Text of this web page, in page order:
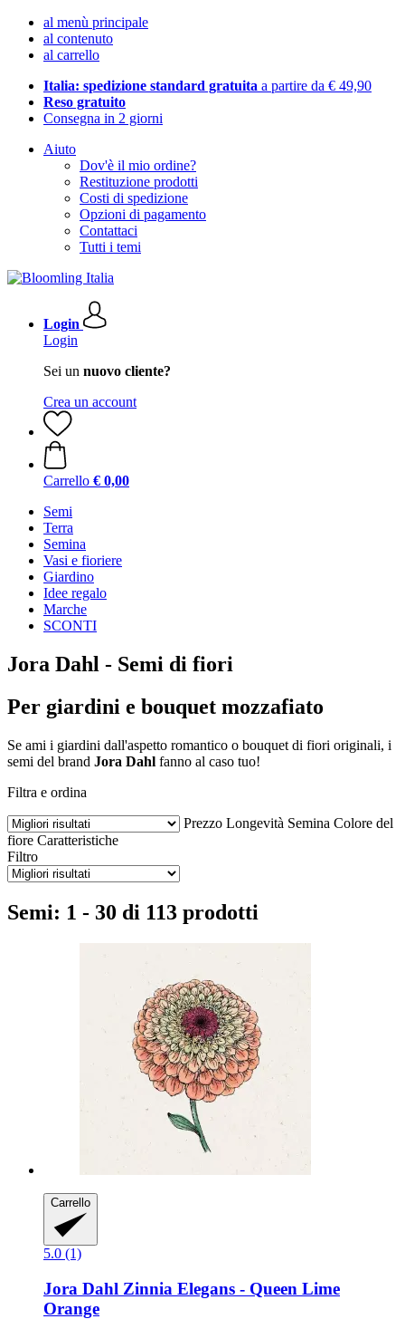
al menù principale
al contenuto
al carrello
Italia: spedizione standard gratuita a partire da € 49,90
Reso gratuito
Consegna in 2 giorni
Aiuto
Dov'è il mio ordine?
Restituzione prodotti
Costi di spedizione
Opzioni di pagamento
Contattaci
Tutti i temi
Login
Login
Sei un nuovo cliente?
Crea un account
Carrello € 0,00
Semi
Terra
Semina
Vasi e fioriere
Giardino
Idee regalo
Marche
SCONTI
Jora Dahl - Semi di fiori
Per giardini e bouquet mozzafiato
Se ami i giardini dall'aspetto romantico o bouquet di fiori originali, i
semi del brand Jora Dahl fanno al caso tuo!
Filtra e ordina
Prezzo Longevità Semina Colore del
fiore Caratteristiche
Filtro
Semi: 1 - 30 di 113 prodotti
Carrello
5.0 (1)
Jora Dahl Zinnia Elegans -​ Queen Lime
Orange